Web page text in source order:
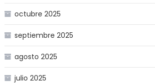
octubre 2025
septiembre 2025
agosto 2025
julio 2025